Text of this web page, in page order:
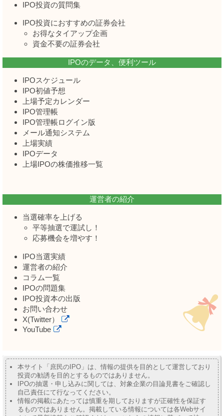
IPO投資の質問集
IPO投資におすすめの証券会社
お得なタイアップ企画
資金不要の証券会社
IPOのデータ、便利ツール
IPOスケジュール
IPO初値予想
上場予定カレンダー
IPO管理帳
IPO管理帳ログイン版
メール通知システム
上場実績
IPOデータ
上場IPOの株価推移一覧
運営者の紹介
当選確率を上げる
平等抽選で運試し！
応募機会を増やす！
IPO当選実績
運営者の紹介
コラム一覧
IPOの問題集
IPO投資本の出版
お問い合わせ
X(Twitter）
YouTube
本サイト「庶民のIPO」は、情報の提供を目的として運営しており
投資の勧誘を目的とするものではありません。
IPOの抽選・申し込みに関しては、対象企業の目論見書をご確認し
自己責任にて行なってください。
情報の掲載にあたっては慎重を期しておりますが正確性を保証す
るものではありません。掲載している情報については各Webサイ